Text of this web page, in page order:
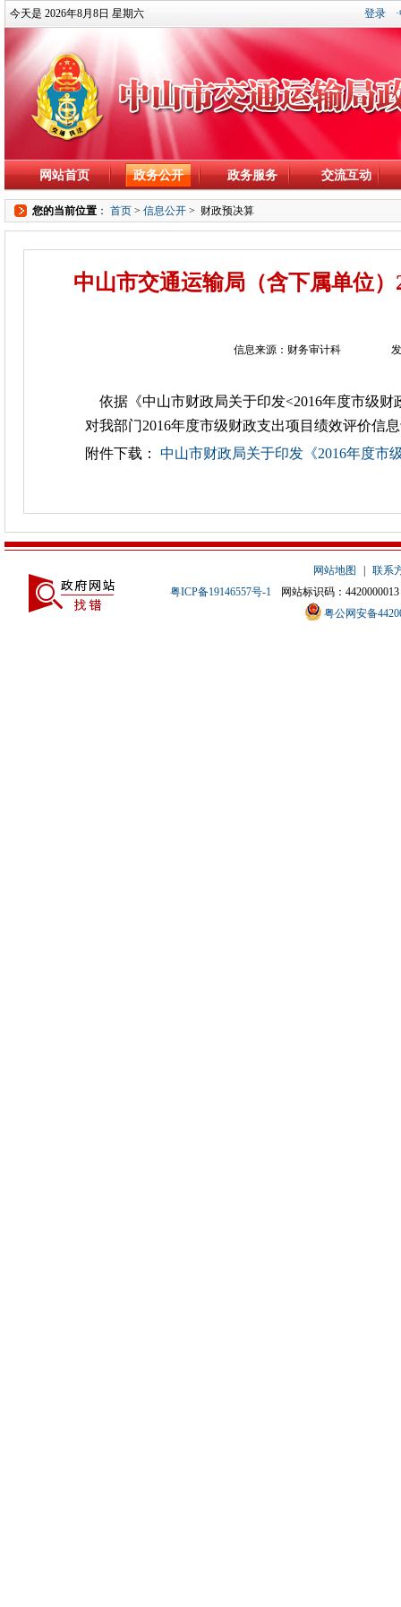
今天是 2026年8月8日 星期六 登录
网站首页 政务公开 政务服务 交流互动
您的当前位置 ： 首页 > 信息公开 > 财政预决算
中山市交通运输局（含下属单位
信息来源：财务审计科
依据《中山市财政局关于印发<2016年度市级
对我部门2016年度市级财政支出项目绩效评价信
附件下载：
中山市财政局关于印发《2016年度市
网站地图
联系
粤ICP备19146557号-1
网站标识码：4420000013
粤公网安备